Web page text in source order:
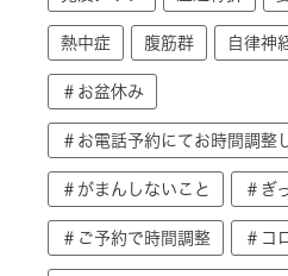
熱中症 腹筋群 自律神
＃お盆休み
＃お電話予約にてお時間調整
＃がまんしないこと ＃ぎ
＃ご予約で時間調整 ＃コ